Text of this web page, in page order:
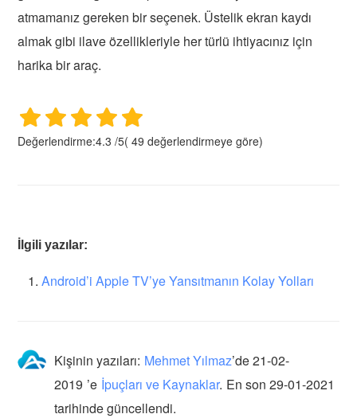
atmamanız gereken bir seçenek. Üstelik ekran kaydı
almak gibi ilave özellikleriyle her türlü ihtiyacınız için
harika bir araç.
Değerlendirme:4.3 /5(49 değerlendirmeye göre)
İlgili yazılar:
Android’i Apple TV’ye Yansıtmanın Kolay Yolları
Kişinin yazıları: Mehmet Yılmaz’de21-02-
2019 ’e İpuçları ve Kaynaklar. En son 29-01-2021
tarihinde güncellendi.